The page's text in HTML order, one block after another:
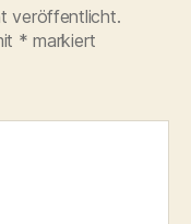
veröffentlicht.
* markiert